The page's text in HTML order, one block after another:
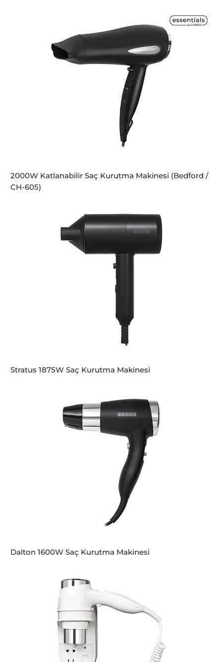
2000W Katlanabilir Saç Kurutma Makinesi (Bedford /
CH-605)
Stratus 1875W Saç Kurutma Makinesi
Dalton 1600W Saç Kurutma Makinesi